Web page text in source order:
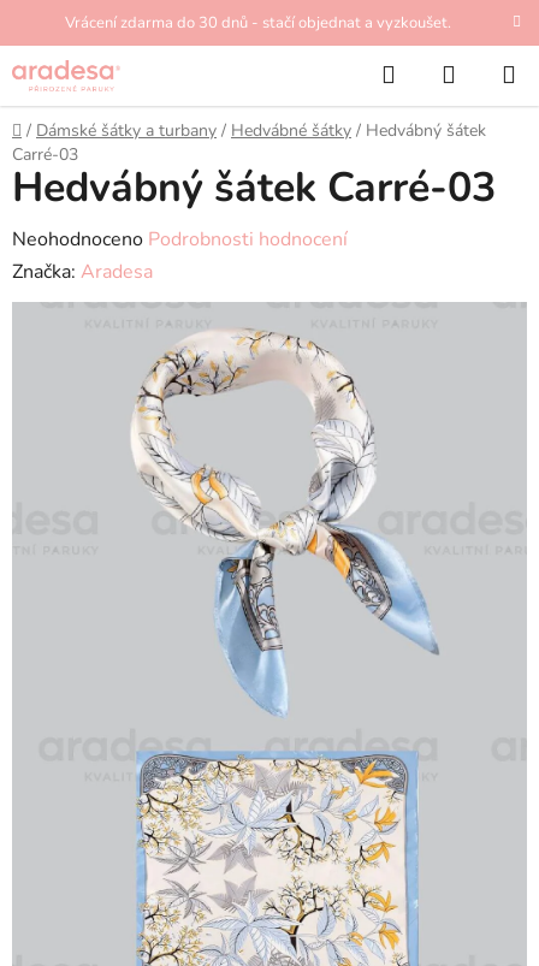
obsah
Vrácení zdarma do 30 dnů - stačí objednat a vyzkoušet.
Hledat
KOŠÍK
Domů
/ Dámské šátky a turbany / Hedvábné šátky / Hedvábný šátek
Carré-03
Hedvábný šátek Carré-03
Průměrné
hodnocení
produktu
Neohodnoceno Podrobnosti hodnocení
Značka: Aradesa